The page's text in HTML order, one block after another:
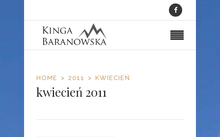
HOME 2011 KWIECIEŃ
kwiecień 2011